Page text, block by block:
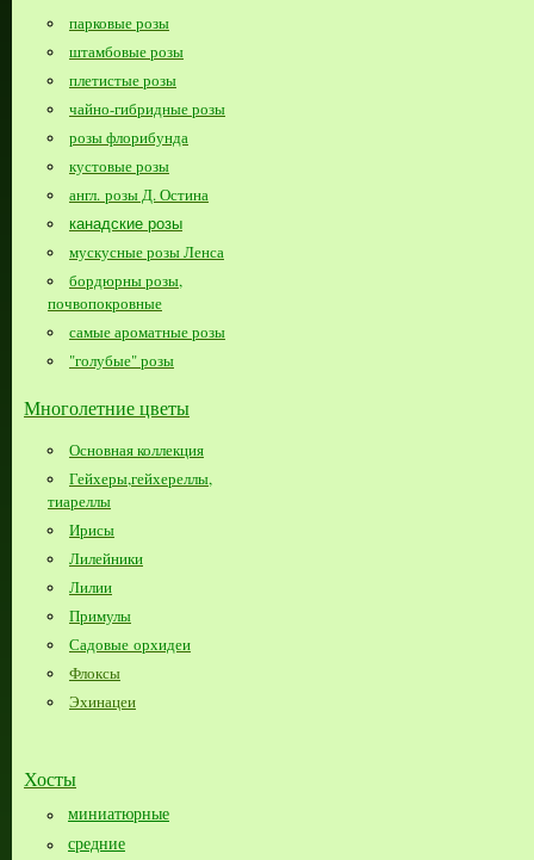
парковые розы
штамбовые розы
плетистые розы
чайно-гибридные розы
розы флорибунда
кустовые розы
англ. розы Д. Остина
канадские розы
мускусные розы Ленса
бордюрны розы,
почвопокровные
самые ароматные розы
"голубые" розы
Многолетние цветы
Основная коллекция
Гейхеры,гейхереллы,
тиареллы
Ирисы
Лилейники
Лилии
Примулы
Садовые орхидеи
Флоксы
Эхинацеи
Хосты
миниатюрные
средние